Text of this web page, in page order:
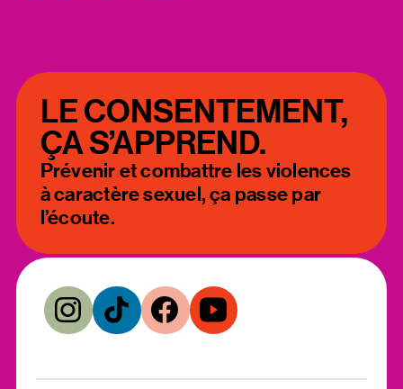
LE CONSENTEMENT,
ÇA S’APPREND.
Prévenir et combattre les violences
à caractère sexuel, ça passe par
l’écoute.